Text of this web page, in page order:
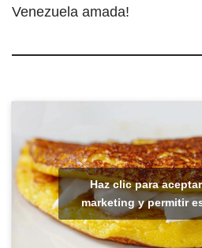
Venezuela amada!
Haz clic para
marketing y permitir